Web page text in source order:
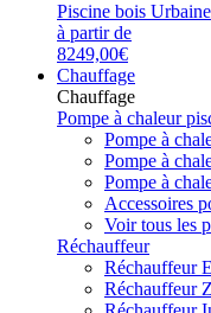
Piscine bois Urbaine
à partir de
8249,00€
Chauffage
Chauffage
Pompe à chaleur
Pompe à
Pompe à
Pompe à
Accessoires
Voir tous les
Réchauffeur
Réchauffeur
Réchauffeur